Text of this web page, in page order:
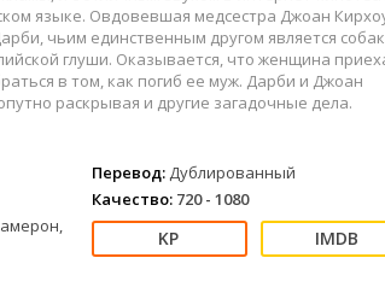
Спорт
Триллеры
Ужасы
2022
2021
Зарубежные
Фильмы из соцетей
языке. Овдовевшая медсестра Джоан
чьим единственным другом является
глуши. Оказывается, что женщина
в том, как погиб ее муж. Дарби и Джоан
раскрывая и другие загадочные дела.
Перевод: Дублированный
Качество: 720 - 1080